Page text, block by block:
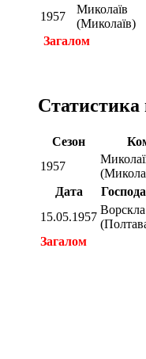
1957
Миколаїв
(Миколаїв)
Загалом
Статистика
Сезон
1957
Дата
15.05.1957
Ворскла
Загалом